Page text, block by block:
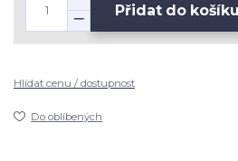
Přidat do košíku
Hlídat cenu / dostupnost
Do oblíbených